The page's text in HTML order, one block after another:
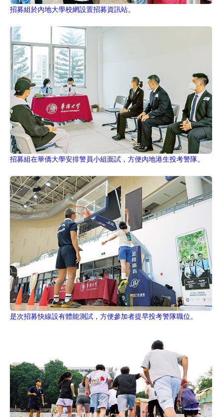
招募組於內地大學校網設置招募資訊站。
招募組在華僑大學安排警員小組面試，方便內地港生投考警隊。
是次招募快線設有體能測試，方便參加者提早投考警隊職位。